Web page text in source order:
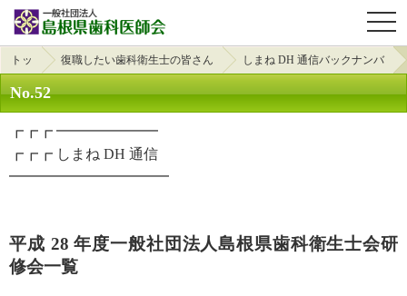
トッ
プ
復職したい歯科衛生士の皆さん
しまね DH 通信バックナンバ
No.52
┏┏┏ ━━━━━━━
┏┏┏ しまね DH 通信
━━━━━━━━━━━
平成 28 年度一般社団法人島根県歯科衛生士会研
修会一覧